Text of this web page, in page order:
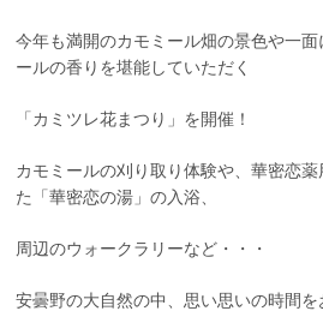
今年も満開のカモミール畑の景色や一
ールの香りを堪能していただく
「カミツレ花まつり」を開催！
カモミールの刈り取り体験や、華密恋
た「華密恋の湯」の入浴、
周辺のウォークラリーなど・・・
安曇野の大自然の中、思い思いの時間